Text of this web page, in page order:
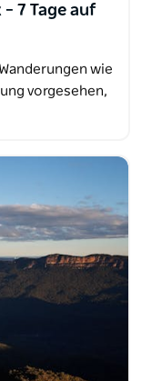
7 Tage auf
wie
vorgesehen,